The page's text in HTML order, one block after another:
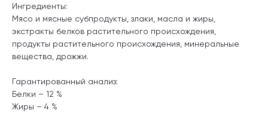
Ингредиенты:
Мясо и мясные субпродукты, злаки, масла и жиры,
экстракты белков растительного происхождения,
продукты растительного происхождения, минеральные
вещества, дрожжи.
Гарантированный анализ:
Белки – 12 %
Жиры – 4 %